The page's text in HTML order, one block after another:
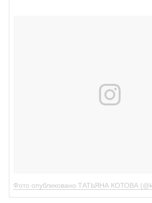
Фото опубликовано ТАТЬЯНА КОТОВА